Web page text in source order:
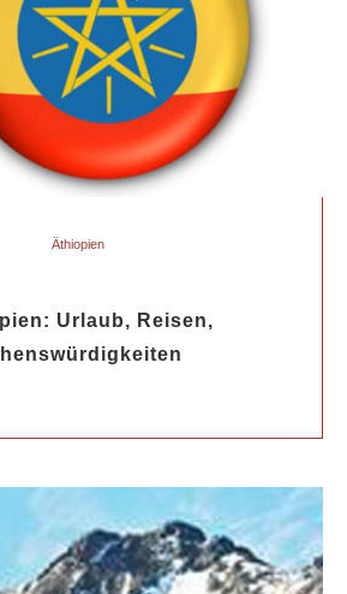
Äthiopien
Urlaub, Reisen,